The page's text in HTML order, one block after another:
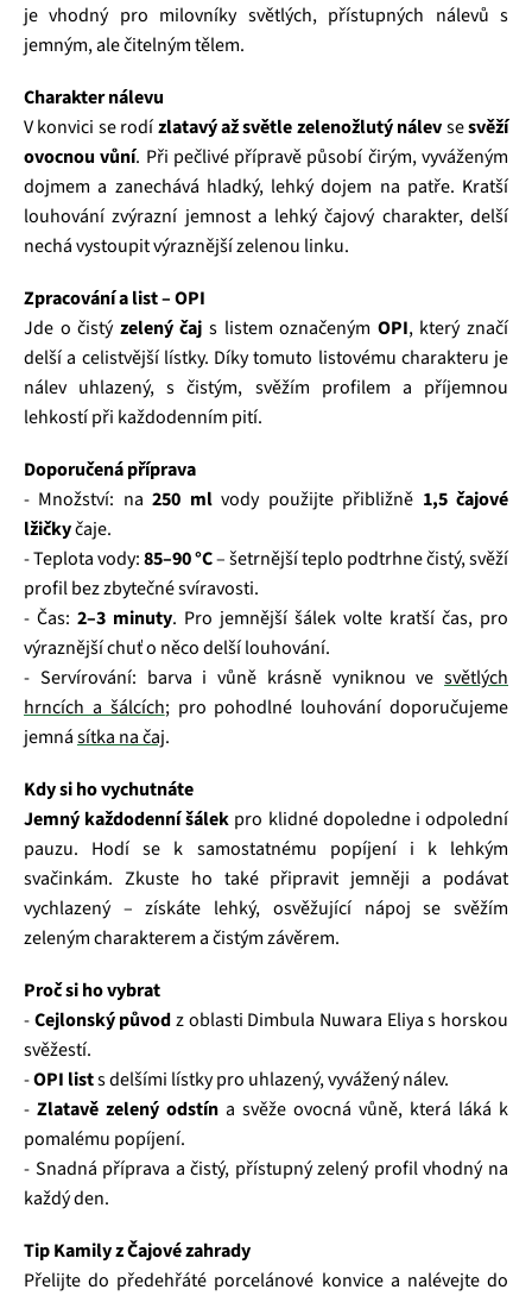
je vhodný pro milovníky světlých, přístupných nálevů s
jemným, ale čitelným tělem.
Charakter nálevu
V konvici se rodízlatavý až světle zelenožlutý nálevsesvěží
ovocnou vůní. Při pečlivé přípravě působí čirým, vyváženým
dojmem a zanechává hladký, lehký dojem na patře. Kratší
louhování zvýrazní jemnost a lehký čajový charakter, delší
nechá vystoupit výraznější zelenou linku.
Zpracování a list – OPI
Jde o čistý zelený čaj s listem označeným OPI, který značí
delší a celistvější lístky. Díky tomuto listovému charakteru je
nálev uhlazený, s čistým, svěžím profilem a příjemnou
lehkostí při každodenním pití.
Doporučená příprava
- Množství: na250 mlvody použijte přibližně 1,5 čajové
lžičkyčaje.
- Teplota vody:85–90 °C– šetrnější teplo podtrhne čistý, svěží
profil bez zbytečné svíravosti.
- Čas: 2–3 minuty. Pro jemnější šálek volte kratší čas, pro
výraznější chuť o něco delší louhování.
- Servírování: barva i vůně krásně vyniknou ve světlých
hrncích a šálcích; pro pohodlné louhování doporučujeme
jemnásítka na čaj.
Kdy si ho vychutnáte
Jemný každodenní šálek pro klidné dopoledne i odpolední
pauzu. Hodí se k samostatnému popíjení i k lehkým
svačinkám. Zkuste ho také připravit jemněji a podávat
vychlazený – získáte lehký, osvěžující nápoj se svěžím
zeleným charakterem a čistým závěrem.
Proč si ho vybrat
-Cejlonský původz oblasti Dimbula Nuwara Eliya s horskou
svěžestí.
-OPI lists delšími lístky pro uhlazený, vyvážený nálev.
- Zlatavě zelený odstín a svěže ovocná vůně, která láká k
pomalému popíjení.
- Snadná příprava a čistý, přístupný zelený profil vhodný na
každý den.
Tip Kamily z Čajové zahrady
Přelijte do předehřáté porcelánové konvice a nalévejte do